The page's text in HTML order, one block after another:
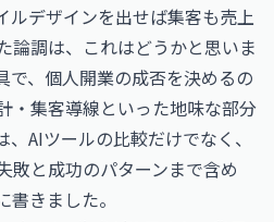
ルデザインを出せば集客も売上
論調は、これはどうかと思いま
で、個人開業の成否を決めるの
・集客導線といった地味な部分
AIツールの比較だけでなく、
敗と成功のパターンまで含め
きました。